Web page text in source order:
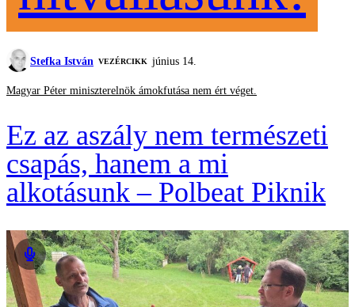
Stefka István VEZÉRCIKK június 14.
Magyar Péter miniszterelnök ámokfutása nem ért véget.
Ez az aszály nem természeti
csapás, hanem a mi
alkotásunk – Polbeat Piknik